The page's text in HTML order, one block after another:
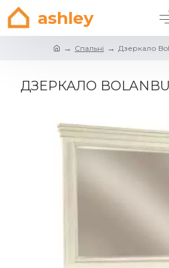
ashley
Спальні Дзеркало
ДЗЕРКАЛО